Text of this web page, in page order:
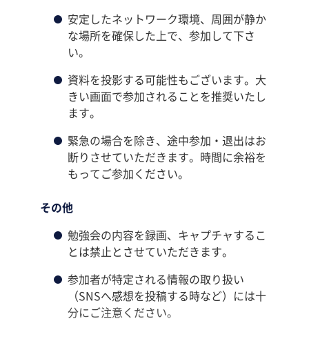
安定したネットワーク環境、周囲が静か
な場所を確保した上で、参加して下さ
い。
資料を投影する可能性もございます。大
きい画面で参加されることを推奨いたし
ます。
緊急の場合を除き、途中参加・退出はお
断りさせていただきます。時間に余裕を
もってご参加ください。
その他
勉強会の内容を録画、キャプチャするこ
とは禁止とさせていただきます。
参加者が特定される情報の取り扱い
（SNSへ感想を投稿する時など）には十
分にご注意ください。